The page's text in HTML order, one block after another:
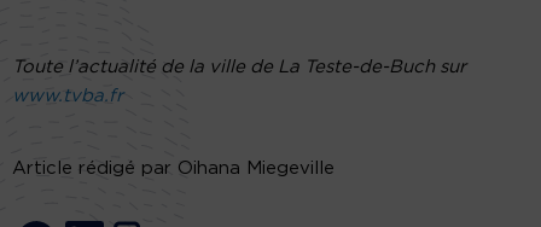
Toute l’actualité de la ville de La Teste-de-Buch sur
www.tvba.fr
Article rédigé par Oihana Miegeville